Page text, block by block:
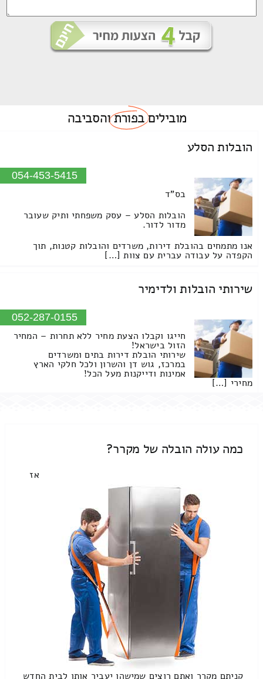
מוביליםבפורתוהסביבה
הובלות הסלע
054-453-5415
בס"ד
הובלות הסלע – עסק משפחתי ותיק שעובר
מדור לדור.
אנו מתמחים בהובלת דירות, משרדים והובלות קטנות, תוך
הקפדה על עבודה עברית עם צוות […]
שירותי הובלות ולדימיר
052-287-0155
חייגו וקבלו הצעת מחיר ללא תחרות – המחיר
הזול בישראל!
שירותי הובלת דירות בתים ומשרדים
במרכז, גוש דן והשרון ולכל חלקי הארץ
אמינות ודייקנות מעל הכל!
מחירי […]
כמה עולה הובלה של מקרר?
אז
קניתם מקרר ואתם רוצים שמישהו יעביר אותו לבית החדש